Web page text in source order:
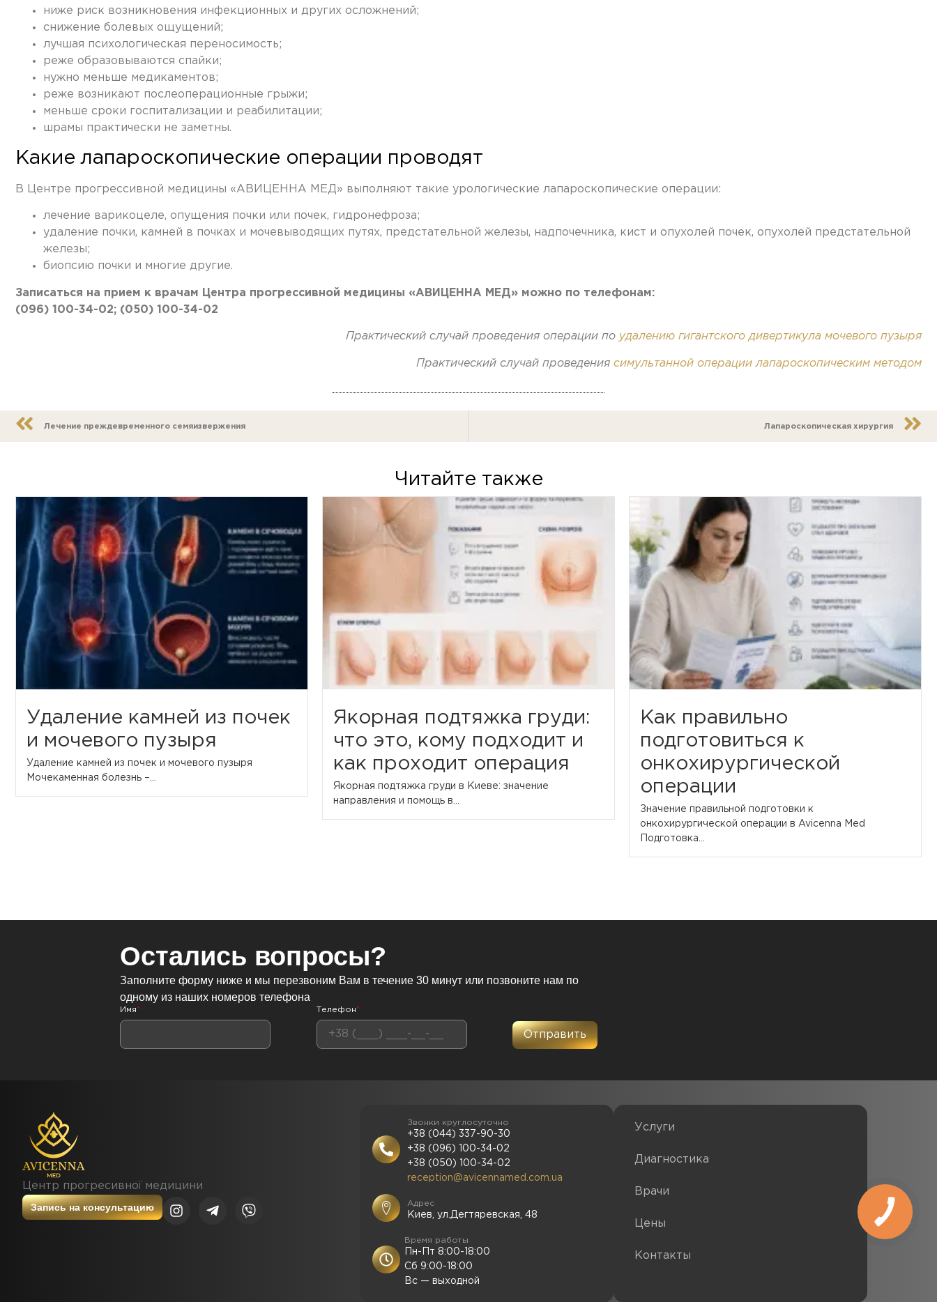
ниже риск возникновения инфекционных и других осложнений;
снижение болевых ощущений;
лучшая психологическая переносимость;
реже образовываются спайки;
нужно меньше медикаментов;
реже возникают послеоперационные грыжи;
меньше сроки госпитализации и реабилитации;
шрамы практически не заметны.
Какие лапароскопические операции проводят
В Центре прогрессивной медицины «АВИЦЕННА МЕД» выполняют такие урологические лапароскопические операции:
лечение варикоцеле, опущения почки или почек, гидронефроза;
удаление почки, камней в почках и мочевыводящих путях, предстательной железы, надпочечника, кист и опухолей почек, опухолей предстательной
железы;
биопсию почки и многие другие.
Записаться на прием к врачам Центра прогрессивной медицины «АВИЦЕННА МЕД» можно по телефонам:
(096) 100-34-02; (050) 100-34-02
Практический случай проведения операции по удалению гигантского дивертикула мочевого пузыря
Практический случай проведения симультанной операции лапароскопическим методом
Лечение преждевременного семяизвержения Лапароскопическая хирургия
Читайте также
Удаление камней из почек
и мочевого пузыря
Удаление камней из почек и мочевого пузыря
Мочекаменная болезнь –...
Якорная подтяжка груди:
что это, кому подходит и
как проходит операция
Якорная подтяжка груди в Киеве: значение
направления и помощь в...
Как правильно
подготовиться к
онкохирургической
операции
Значение правильной подготовки к
онкохирургической операции в Avicenna Med
Подготовка...
Остались вопросы?
Заполните форму ниже и мы перезвоним Вам в течение 30 минут или позвоните нам по
одному из наших номеров телефона
Имя* Телефон*
Центр прогресивної медицини
Запись на консультацию
Звонки круглосуточно
+38 (044) 337-90-30
+38 (096) 100-34-02
+38 (050) 100-34-02
reception@avicennamed.com.ua
Адрес
Киев, ул.Дегтяревская, 48
Время работы
Пн-Пт 8:00-18:00
Сб 9:00-18:00
Вс — выходной
Услуги
Диагностика
Врачи
Цены
Контакты